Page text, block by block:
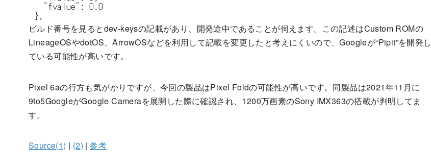
ビルド番号を見るとdev-keysの記載があり、開発途中であることが伺えます。この記述はCustom ROMの
LineageOSやdotOS、ArrowOSなどを利用して記載を変更したと考えにくいので、Googleが“Pipit”を開発し
ている可能性が高いです。
Pixel 6aの行方も気がかりですが、今回の製品はPixel Foldの可能性が高いです。同製品は2021年11月に
9to5GoogleがGoogle Cameraを展開した際に確認され、1200万画素のSony IMX363の搭載が判明してま
す。
Source(1) | (2) |参考